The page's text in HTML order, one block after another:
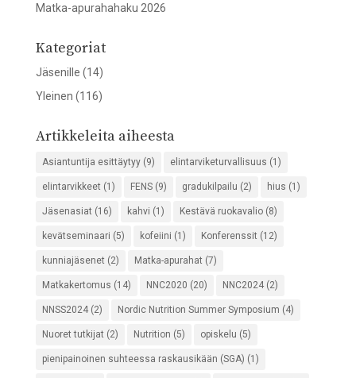
Matka-apurahahaku 2026
Kategoriat
Jäsenille (14)
Yleinen (116)
Artikkeleita aiheesta
Asiantuntija esittäytyy(9) elintarviketurvallisuus (1)
elintarvikkeet (1) FENS(9) gradukilpailu (2) hius (1)
Jäsenasiat (16) kahvi (1) Kestävä ruokavalio(8)
kevätseminaari (5) kofeiini (1) Konferenssit (12)
kunniajäsenet (2) Matka-apurahat (7)
Matkakertomus (14) NNC2020 (20) NNC2024(2)
NNSS2024(2) Nordic Nutrition Summer Symposium (4)
Nuoret tutkijat (2) Nutrition (5) opiskelu (5)
pienipainoinen suhteessa raskausikään (SGA) (1)